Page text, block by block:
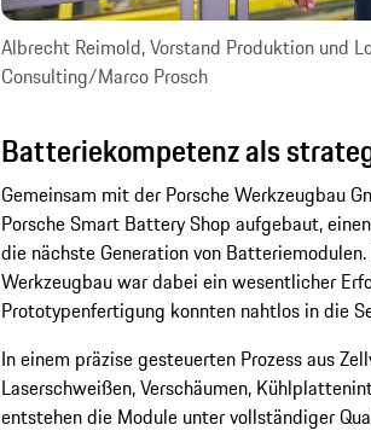
Albrecht Reimold, Vorstand Produktion und
Consulting/Marco Prosch
Batteriekompetenz als
Gemeinsam mit der Porsche Werkzeugbau
Porsche Smart Battery Shop aufgebaut,
die nächste Generation von
Werkzeugbau war dabei ein wesentlicher
Prototypenfertigung konnten nahtlos in die
In einem präzise gesteuerten Prozess aus
Laserschweißen, Verschäumen,
entstehen die Module unter vollständiger